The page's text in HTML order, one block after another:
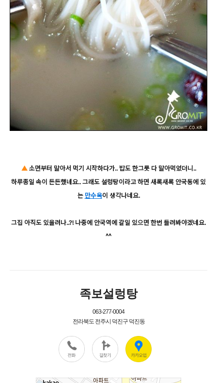
▲소면부터 말아서 먹기 시작하다가.. 밥도 한그릇 다 말아먹었더니..
하루종일 속이 든든했네요.. 그래도 설렁탕이라고 하면 새록새록 안국동에 있
는 만수옥이 생각나네요.
그집 아직도 있을려나..?! 나중에 안국역에 갈일 있으면 한번 들려봐야겠네요.
^^